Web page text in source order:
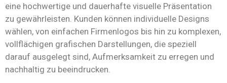
eine hochwertige und dauerhafte visuelle Präsentation
zu gewährleisten. Kunden können individuelle Designs
wählen, von einfachen Firmenlogos bis hin zu komplexen,
vollflächigen grafischen Darstellungen, die speziell
darauf ausgelegt sind, Aufmerksamkeit zu erregen und
nachhaltig zu beeindrucken.